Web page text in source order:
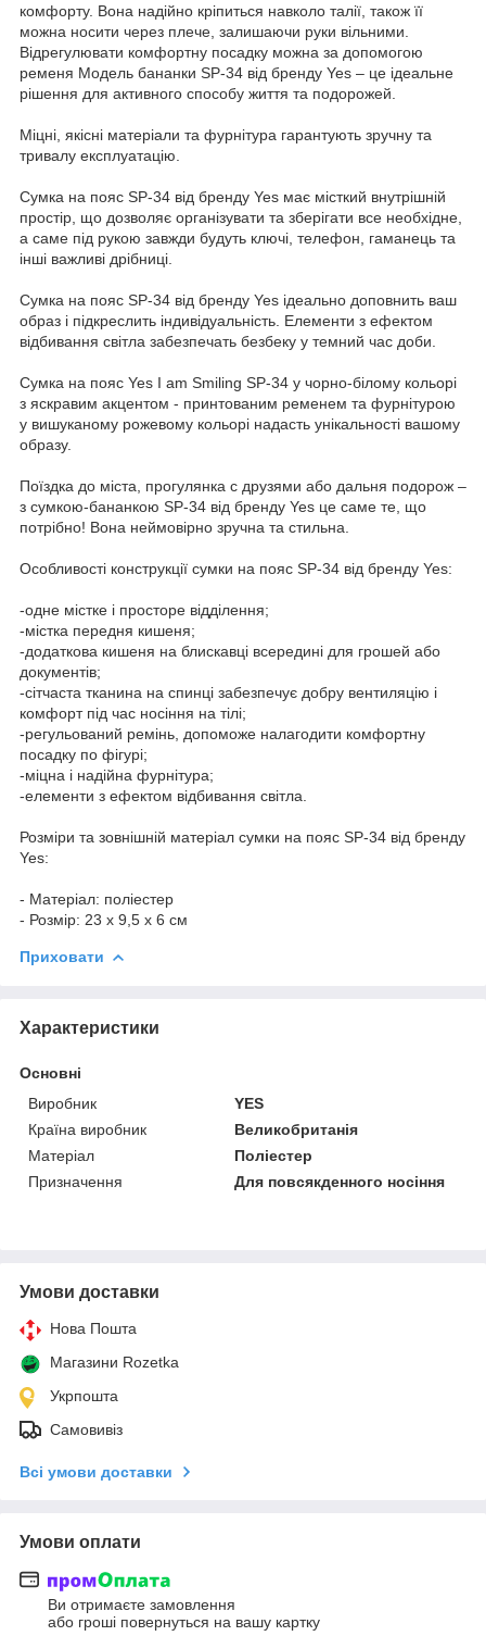
комфорту. Вона надійно кріпиться навколо талії, також її
можна носити через плече, залишаючи руки вільними.
Відрегулювати комфортну посадку можна за допомогою
ременя Модель бананки SP-34 від бренду Yes – це ідеальне
рішення для активного способу життя та подорожей.
Міцні, якісні матеріали та фурнітура гарантують зручну та
тривалу експлуатацію.
Сумка на пояс SP-34 від бренду Yes має місткий внутрішній
простір, що дозволяє організувати та зберігати все необхідне,
а саме під рукою завжди будуть ключі, телефон, гаманець та
інші важливі дрібниці.
Сумка на пояс SP-34 від бренду Yes ідеально доповнить ваш
образ і підкреслить індивідуальність. Елементи з ефектом
відбивання світла забезпечать безбеку у темний час доби.
Сумка на пояс Yes I am Smiling SP-34 у чорно-білому кольорі
з яскравим акцентом - принтованим ременем та фурнітурою
у вишуканому рожевому кольорі надасть унікальності вашому
образу.
Поїздка до міста, прогулянка с друзями або дальня подорож –
з сумкою-бананкою SP-34 від бренду Yes це саме те, що
потрібно! Вона неймовірно зручна та стильна.
Особливості конструкції сумки на пояс SP-34 від бренду Yes:
-одне містке і просторе відділення;
-містка передня кишеня;
-додаткова кишеня на блискавці всередині для грошей або
документів;
-сітчаста тканина на спинці забезпечує добру вентиляцію і
комфорт під час носіння на тілі;
-регульований ремінь, допоможе налагодити комфортну
посадку по фігурі;
-міцна і надійна фурнітура;
-елементи з ефектом відбивання світла.
Розміри та зовнішній матеріал сумки на пояс SP-34 від бренду
Yes:
- Матеріал: поліестер
- Розмір: 23 x 9,5 x 6 см
Приховати
Характеристики
Основні
Виробник
YES
Країна виробник
Великобританія
Матеріал
Поліестер
Призначення
Для повсякденного носіння
Умови доставки
Нова Пошта
Магазини Rozetka
Укрпошта
Самовивіз
Всі умови доставки
Умови оплати
Ви отримаєте замовлення
або гроші повернуться на вашу картку